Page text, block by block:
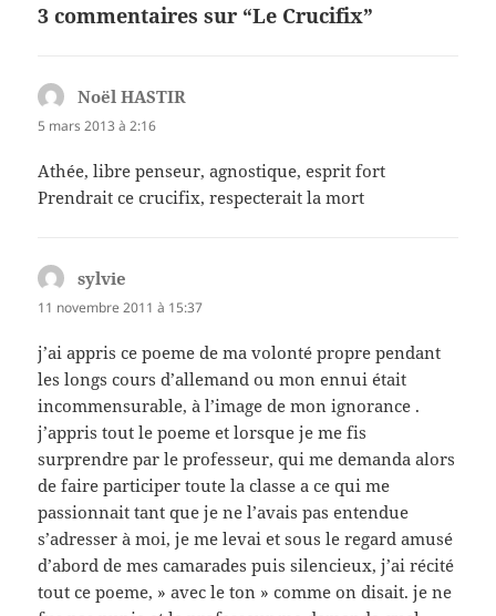
3 commentaires sur “Le Crucifix”
Noël HASTIR
5 mars 2013 à 2:16
Athée, libre penseur, agnostique, esprit fort
Prendrait ce crucifix, respecterait la mort
sylvie
11 novembre 2011 à 15:37
j’ai appris ce poeme de ma volonté propre pendant
les longs cours d’allemand ou mon ennui était
incommensurable, à l’image de mon ignorance .
j’appris tout le poeme et lorsque je me fis
surprendre par le professeur, qui me demanda alors
de faire participer toute la classe a ce qui me
passionnait tant que je ne l’avais pas entendue
s’adresser à moi, je me levai et sous le regard amusé
d’abord de mes camarades puis silencieux, j’ai récité
tout ce poeme, » avec le ton » comme on disait. je ne